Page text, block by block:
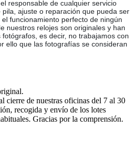
responsable de cualquier servicio
ajuste o reparación que pueda ser
funcionamiento perfecto de ningún
nuestros relojes son originales y han
es decir, no trabajamos con
ello que las fotografías se consideran
cierre de nuestras oficinas del 7 al 30
recogida y envío de los lotes
Gracias por la comprensión.